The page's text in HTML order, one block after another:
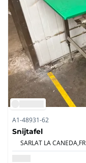
A1-48931-62
Snijtafel
SARLAT LA CANEDA,FR